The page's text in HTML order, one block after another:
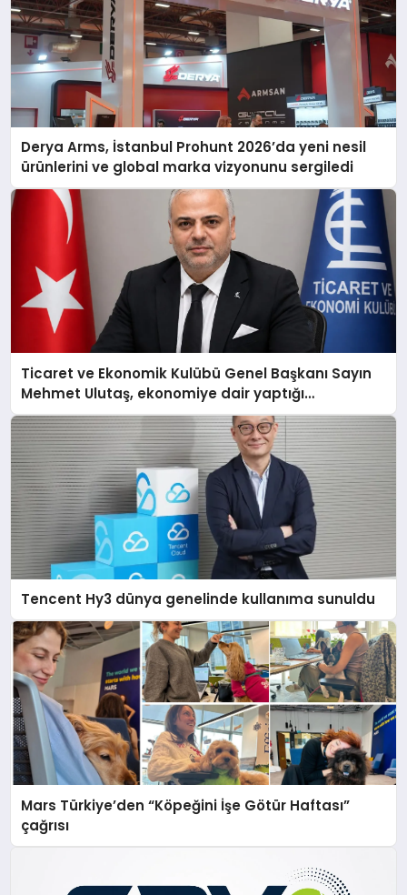
Derya Arms, İstanbul Prohunt 2026’da yeni nesil
ürünlerini ve global marka vizyonunu sergiledi
Ticaret ve Ekonomik Kulübü Genel Başkanı Sayın
Mehmet Ulutaş, ekonomiye dair yaptığı
açıklamada şunları kaydetti:
Tencent Hy3 dünya genelinde kullanıma sunuldu
Mars Türkiye’den “Köpeğini İşe Götür Haftası”
çağrısı